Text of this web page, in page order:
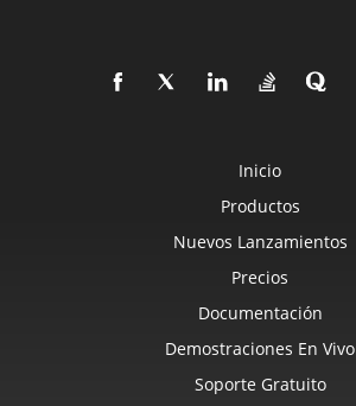
Inicio
Productos
Nuevos Lanzamientos
Precios
Documentación
Demostraciones En Vivo
Soporte Gratuito